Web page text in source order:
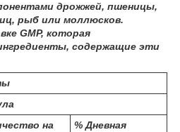
дрожжей, пшеницы,
рыб или моллюсков.
GMP, которая
содержащие эти
на
% Дневная